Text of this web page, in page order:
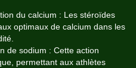
du calcium : Les stéroïdes
optimaux de calcium dans les
de sodium : Cette action
permettant aux athlètes